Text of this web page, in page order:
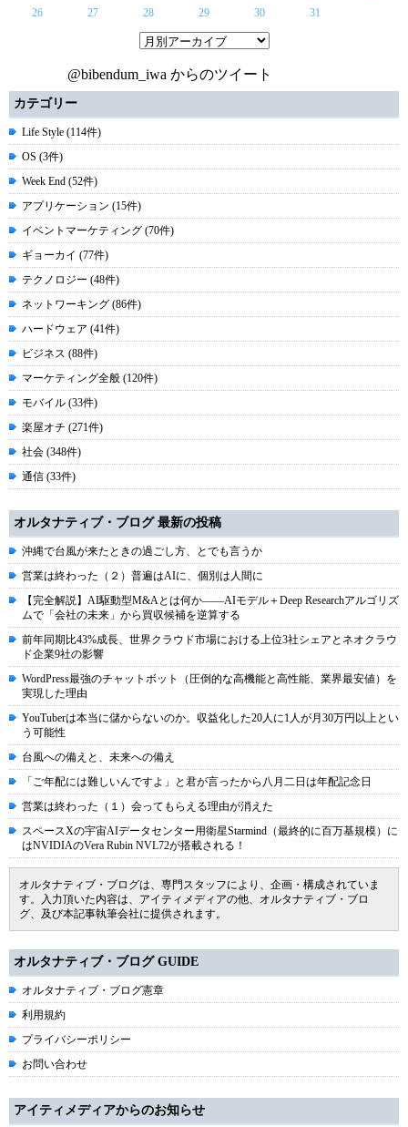
26
27 28 29 30 31
@bibendum_iwa からのツイート
カテゴリー
Life Style (114件)
OS (3件)
Week End (52件)
アプリケーション (15件)
イベントマーケティング (70件)
ギョーカイ (77件)
テクノロジー (48件)
ネットワーキング (86件)
ハードウェア (41件)
ビジネス (88件)
マーケティング全般 (120件)
モバイル (33件)
楽屋オチ (271件)
社会 (348件)
通信 (33件)
オルタナティブ・ブログ 最新の投稿
沖縄で台風が来たときの過ごし方、とでも言うか
営業は終わった（２）普遍はAIに、個別は人間に
【完全解説】AI駆動型M&Aとは何か――AIモデル＋Deep Researchアルゴリズ
ムで「会社の未来」から買収候補を逆算する
前年同期比43%成長、世界クラウド市場における上位3社シェアとネオクラウ
ド企業9社の影響
WordPress最強のチャットボット（圧倒的な高機能と高性能、業界最安値）を
実現した理由
YouTuberは本当に儲からないのか。収益化した20人に1人が月30万円以上とい
う可能性
台風への備えと、未来への備え
「ご年配には難しいんですよ」と君が言ったから八月二日は年配記念日
営業は終わった（１）会ってもらえる理由が消えた
スペースXの宇宙AIデータセンター用衛星Starmind（最終的に百万基規模）に
はNVIDIAのVera Rubin NVL72が搭載される！
オルタナティブ・ブログは、専門スタッフにより、企画・構成されていま
す。入力頂いた内容は、アイティメディアの他、オルタナティブ・ブロ
グ、及び本記事執筆会社に提供されます。
オルタナティブ・ブログ GUIDE
オルタナティブ・ブログ憲章
利用規約
プライバシーポリシー
お問い合わせ
アイティメディアからのお知らせ